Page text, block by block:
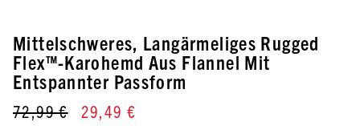
Mittelschweres, Langärmeliges Rugged
Flex™-Karohemd Aus Flannel Mit
Entspannter Passform
72,99 € 29,49 €